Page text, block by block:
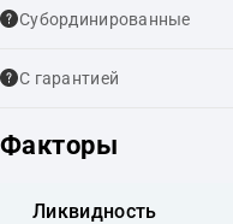
Cубординированные
С гарантией
Факторы
Ликвидность